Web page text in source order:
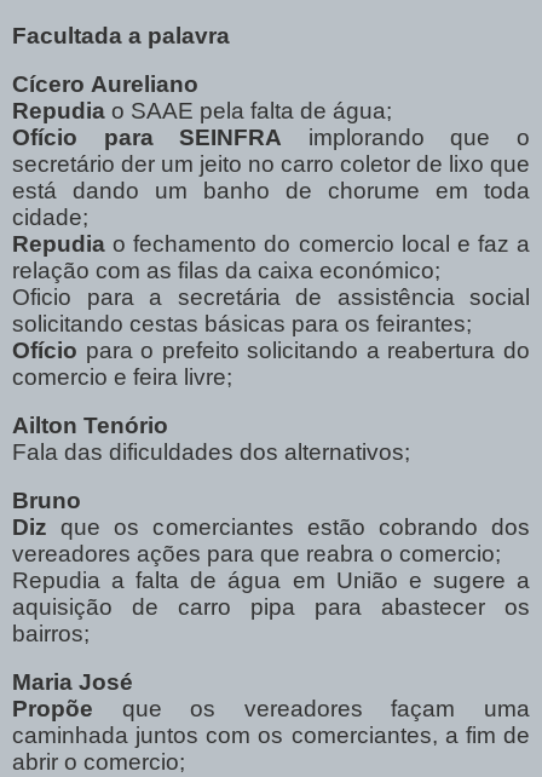
Facultada a palavra
Cícero Aureliano
Repudia o SAAE pela falta de água;
Ofício para SEINFRA implorando que o
secretário der um jeito no carro coletor de lixo que
está dando um banho de chorume em toda
cidade;
Repudia o fechamento do comercio local e faz a
relação com as filas da caixa económico;
Oficio para a secretária de assistência social
solicitando cestas básicas para os feirantes;
Ofício para o prefeito solicitando a reabertura do
comercio e feira livre;
Ailton Tenório
Fala das dificuldades dos alternativos;
Bruno
Diz que os comerciantes estão cobrando dos
vereadores ações para que reabra o comercio;
Repudia a falta de água em União e sugere a
aquisição de carro pipa para abastecer os
bairros;
Maria José
Propõe que os vereadores façam uma
caminhada juntos com os comerciantes, a fim de
abrir o comercio;